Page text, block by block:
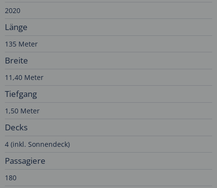
2020
Länge
135 Meter
Breite
11,40 Meter
Tiefgang
1,50 Meter
Decks
4 (inkl. Sonnendeck)
Passagiere
180